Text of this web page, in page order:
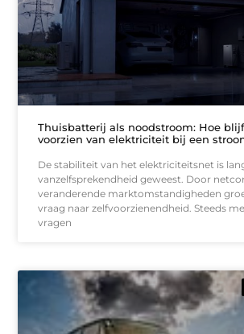
Thuisbatterij als noodstroom: Hoe
voorzien van elektriciteit bij een
De stabiliteit van het elektriciteitsnet is
vanzelfsprekendheid geweest. Door
veranderende marktomstandigheden
vraag naar zelfvoorzienendheid. Steeds
vragen